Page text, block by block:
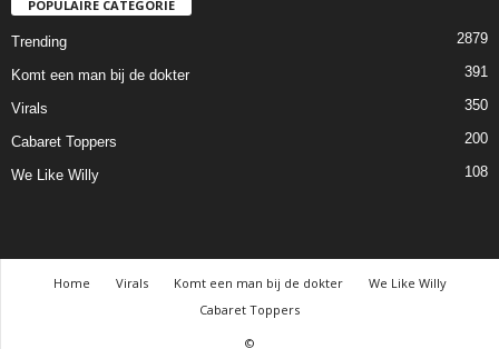
POPULAIRE CATEGORIE
Trending 2879
Komt een man bij de dokter 391
Virals 350
Cabaret Toppers 200
We Like Willy 108
Home Virals Komt een man bij de dokter
We Like Willy
Cabaret Toppers
©